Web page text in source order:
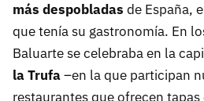
más despobladas de España,
que tenía su gastronomía. En
Baluarte se celebraba en la
la Trufa–en la que participan
restaurantes que ofrecen